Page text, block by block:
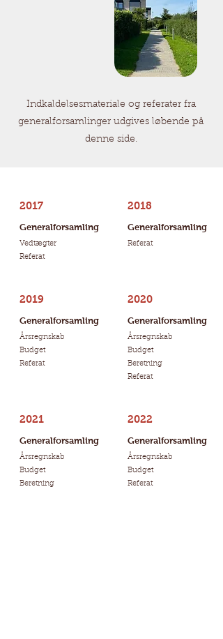
Indkaldelsesmateriale og referater fra
generalforsamlinger udgives løbende på
denne side.
2017
Generalforsamling
Vedtægter
Referat​​
2019
Generalforsamling
Årsregnskab
Budget
Referat
2021
Generalforsamling
Årsregnskab
Budget
Beretning
2018
Generalforsamling
Referat
2020
Generalforsamling
Årsregnskab
Budget
Beretning
Referat
2022
Generalforsamling
Årsregnskab
Budget
Referat